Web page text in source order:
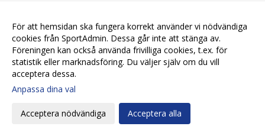
Motståndarkollen: Lödöse Nygård kastar inte in
handduken
2023-06-08 10:10
Ellen Pigg gillar spännande motstånd 2023-06-07 22:32
”Julle” hyllades för 200 matcher 2023-06-06 16:03
Eskils besegrade Eskils med 5-0
Svenska Cupen-match mellan Dam A och Akademin!
För att hemsidan ska fungera korrekt använder vi nödvändiga
cookies från SportAdmin. Dessa går inte att stänga av.
Föreningen kan också använda frivilliga cookies, t.ex. för
statistik eller marknadsföring. Du väljer själv om du vill
acceptera dessa.
Anpassa dina val
Acceptera nödvändiga Acceptera alla